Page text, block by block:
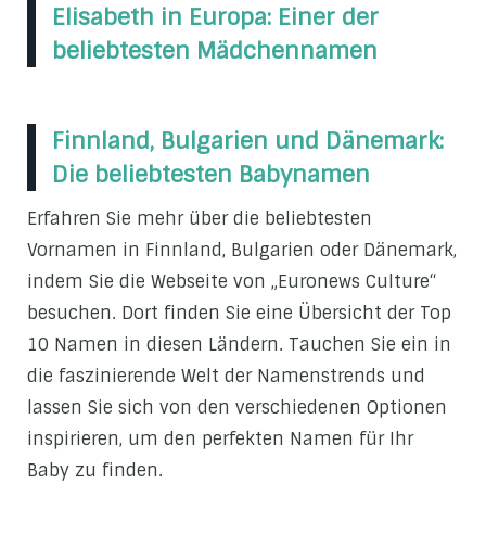
Elisabeth in Europa: Einer der
beliebtesten Mädchennamen
Finnland, Bulgarien und Dänemark:
Die beliebtesten Babynamen
Erfahren Sie mehr über die beliebtesten
Vornamen in Finnland, Bulgarien oder Dänemark,
indem Sie die Webseite von „Euronews Culture“
besuchen. Dort finden Sie eine Übersicht der Top
10 Namen in diesen Ländern. Tauchen Sie ein in
die faszinierende Welt der Namenstrends und
lassen Sie sich von den verschiedenen Optionen
inspirieren, um den perfekten Namen für Ihr
Baby zu finden.